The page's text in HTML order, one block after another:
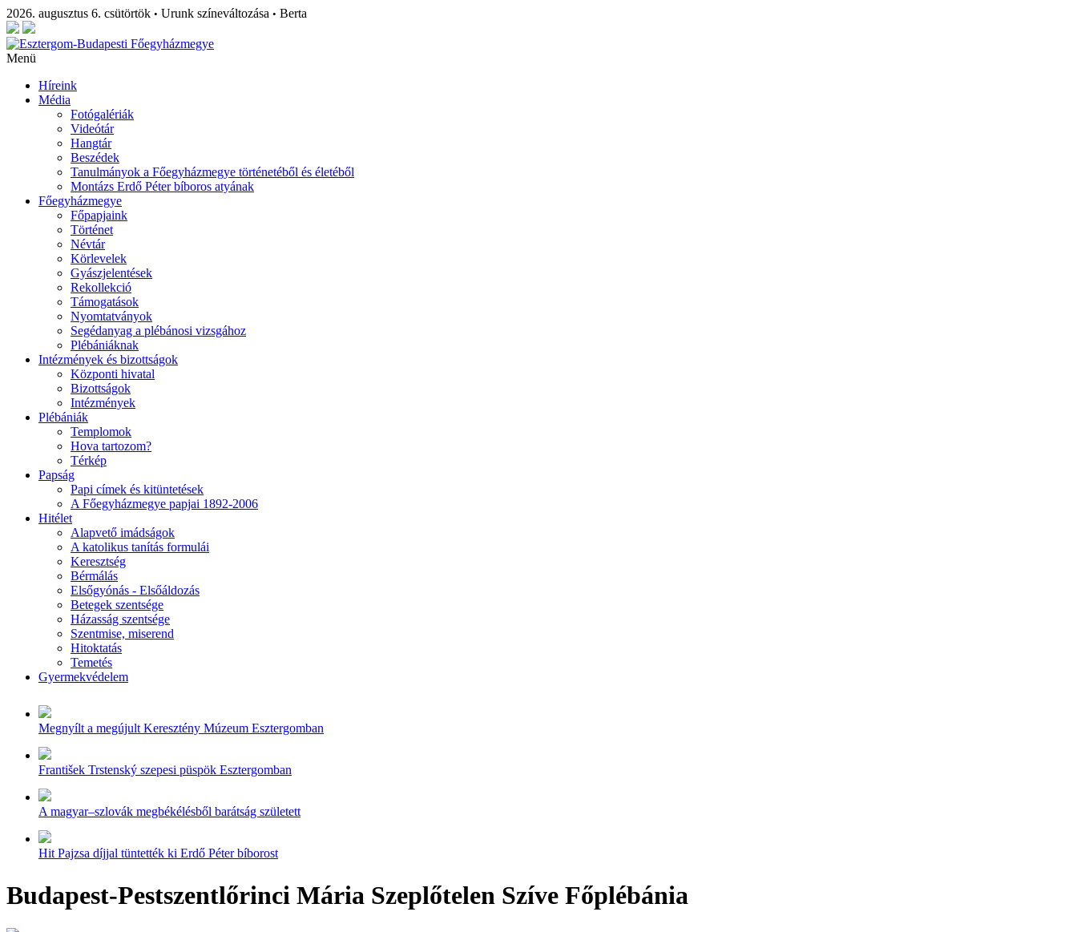
2026. augusztus 6. csütörtök • Urunk színeváltozása • Berta
Menü
Híreink
Média
Fotógalériák
Videótár
Hangtár
Beszédek
Tanulmányok a Főegyházmegye történetéből és életéből
Montázs Erdő Péter bíboros atyának
Főegyházmegye
Főpapjaink
Történet
Névtár
Körlevelek
Gyászjelentések
Rekollekció
Támogatások
Nyomtatványok
Segédanyag a plébánosi vizsgához
Plébániáknak
Intézmények és bizottságok
Központi hivatal
Bizottságok
Intézmények
Plébániák
Templomok
Hova tartozom?
Térkép
Papság
Papi címek és kitüntetések
A Főegyházmegye papjai 1892-2006
Hitélet
Alapvető imádságok
A katolikus tanítás formulái
Keresztség
Bérmálás
Elsőgyónás - Elsőáldozás
Betegek szentsége
Házasság szentsége
Szentmise, miserend
Hitoktatás
Temetés
Gyermekvédelem
Megnyílt a megújult Keresztény Múzeum Esztergomban
František Trstenský szepesi püspök Esztergomban
A magyar–szlovák megbékélésből barátság született
Hit Pajzsa díjjal tüntették ki Erdő Péter bíborost
Budapest-Pestszentlőrinci Mária Szeplőtelen Szíve Főplébánia